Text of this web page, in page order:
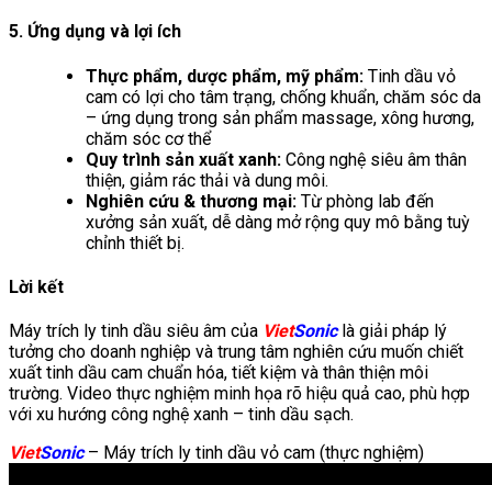
5. Ứng dụng và lợi ích
Thực phẩm, dược phẩm, mỹ phẩm: Tinh dầu vỏ
cam có lợi cho tâm trạng, chống khuẩn, chăm sóc da
– ứng dụng trong sản phẩm massage, xông hương,
chăm sóc cơ thể
Quy trình sản xuất xanh: Công nghệ siêu âm thân
thiện, giảm rác thải và dung môi.
Nghiên cứu & thương mại: Từ phòng lab đến
xưởng sản xuất, dễ dàng mở rộng quy mô bằng tuỳ
chỉnh thiết bị.
Lời kết
Máy trích ly tinh dầu siêu âm của VietSoniclà giải pháp lý
tưởng cho doanh nghiệp và trung tâm nghiên cứu muốn chiết
xuất tinh dầu cam chuẩn hóa, tiết kiệm và thân thiện môi
trường. Video thực nghiệm minh họa rõ hiệu quả cao, phù hợp
với xu hướng công nghệ xanh – tinh dầu sạch.
VietSonic– Máy trích ly tinh dầu vỏ cam (thực nghiệm)